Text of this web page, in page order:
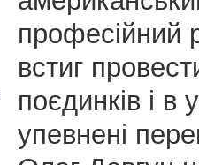
професійний
встиг
поєдинків і в
упевнені